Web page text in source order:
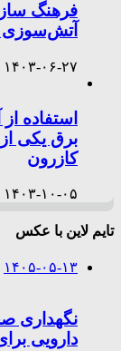
آتش‌سوزی
۱۴۰۳-۰۶-۲۷
استفاده
برق یکی
کازرون
۱۴۰۳-۱۰-۰۵
تایم لاین با عکس
۱۴۰۵-۰۵-۱۳
نگهداری
دارویی